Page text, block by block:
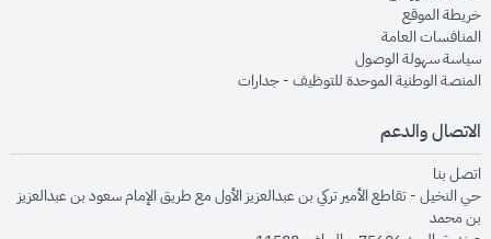
خريطة الموقعopens in new window
المنافسات العامةopens in new window
سياسة سهولة الوصولopens in new window
المنصة الوطنية الموحدة للتوظيف - جداراتopens in new window
الاتصال والدعم
اتصل بنا
حي النخيل - تقاطع الأمير تركي بن عبدالعزيز الأول مع طريق الإمام سعود بن عبدالعزيز
بن محمد